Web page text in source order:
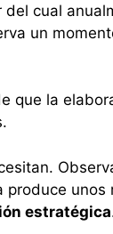
del cual
un
que la
produce unos
estratégica